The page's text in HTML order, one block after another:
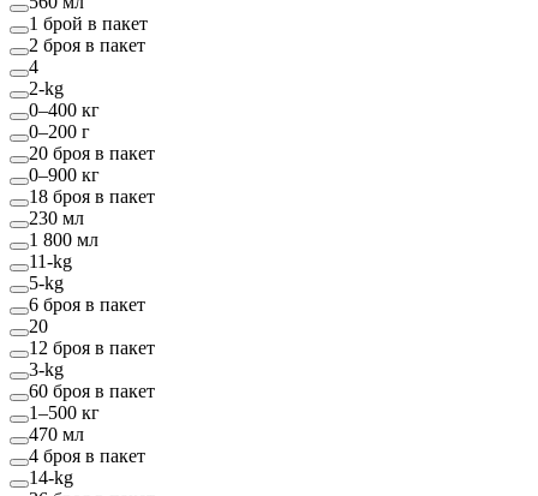
1 брой в пакет
2 броя в пакет
4
2-kg
0–400 кг
0–200 г
20 броя в пакет
0–900 кг
18 броя в пакет
230 мл
1 800 мл
11-kg
5-kg
6 броя в пакет
20
12 броя в пакет
3-kg
60 броя в пакет
1–500 кг
470 мл
4 броя в пакет
14-kg